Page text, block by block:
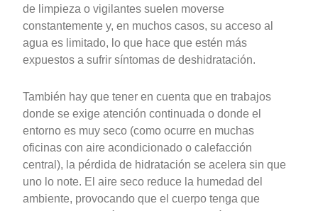
de limpieza o vigilantes suelen moverse
constantemente y, en muchos casos, su acceso al
agua es limitado, lo que hace que estén más
expuestos a sufrir síntomas de deshidratación.
También hay que tener en cuenta que en trabajos
donde se exige atención continuada o donde el
entorno es muy seco (como ocurre en muchas
oficinas con aire acondicionado o calefacción
central), la pérdida de hidratación se acelera sin que
uno lo note. El aire seco reduce la humedad del
ambiente, provocando que el cuerpo tenga que